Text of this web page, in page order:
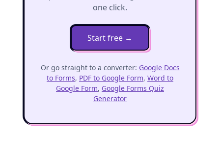
one click.
Start free →
Or go straight to a converter: Google Docs
to Forms, PDF to Google Form, Word to
Google Form, Google Forms Quiz
Generator